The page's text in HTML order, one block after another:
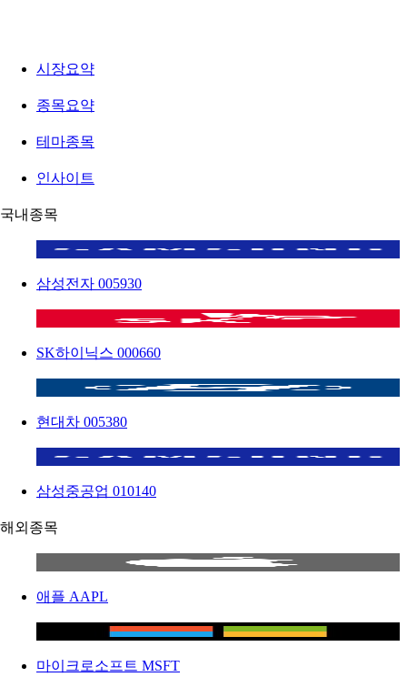
시장요약
종목요약
테마종목
인사이트
국내종목
삼성전자 005930
SK하이닉스 000660
현대차 005380
삼성중공업 010140
해외종목
애플 AAPL
마이크로소프트 MSFT